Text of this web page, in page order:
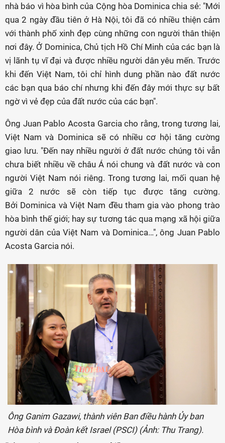
nhà báo vì hòa bình của Cộng hòa Dominica chia sẻ: "Mới
qua 2 ngày đầu tiên ở Hà Nội, tôi đã có nhiều thiện cảm
với thành phố xinh đẹp cùng những con người thân thiện
nơi đây. Ở Dominica, Chủ tịch Hồ Chí Minh của các bạn là
vị lãnh tụ vĩ đại và được nhiều người dân yêu mến. Trước
khi đến Việt Nam, tôi chỉ hình dung phần nào đất nước
các bạn qua báo chí nhưng khi đến đây mới thực sự bất
ngờ vì vẻ đẹp của đất nước của các bạn".
Ông Juan Pablo Acosta Garcia cho rằng, trong tương lai,
Việt Nam và Dominica sẽ có nhiều cơ hội tăng cường
giao lưu. "Đến nay nhiều người ở đất nước chúng tôi vẫn
chưa biết nhiều về châu Á nói chung và đất nước và con
người Việt Nam nói riêng. Trong tương lai, mối quan hệ
giữa 2 nước sẽ còn tiếp tục được tăng cường.
Bởi Dominica và Việt Nam đều tham gia vào phong trào
hòa bình thế giới; hay sự tương tác qua mạng xã hội giữa
người dân của Việt Nam và Dominica…", ông Juan Pablo
Acosta Garcia nói.
Ông Ganim Gazawi, thành viên Ban điều hành Ủy ban
Hòa bình và Đoàn kết Israel (PSCI) (Ảnh: Thu Trang).